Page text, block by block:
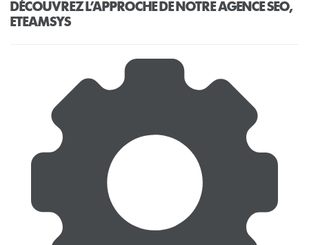
DÉCOUVREZ L’APPROCHE DE NOTRE AGENCE SEO,
ETEAMSYS